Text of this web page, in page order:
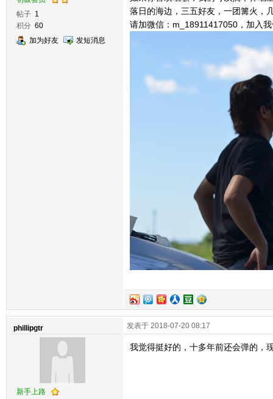
帖子 1
积分 60
加为好友
发短消息
落日的海边，三五好友，一团篝火，
请加微信：m_18911417050，加入
phillipgtr
新手上路
发表于 2018-07-20 08:17
我觉得挺好的，十多年前还会弹的，